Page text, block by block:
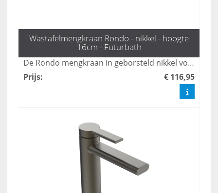
Wastafelmengkraan Rondo - nikkel - hoogte
16cm - Futurbath
De Rondo mengkraan in geborsteld nikkel voegt een elegante en luxe touch toe aan uw badkamer. Met een comfortabele hoogte van 16 cm is deze kraan ideaal voor dagelijks gebruik en combineert functionaliteit met stijl.
Prijs: € 116,95